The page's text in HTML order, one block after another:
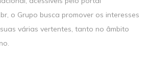
o Grupo busca promover os interesses
várias vertentes, tanto no âmbito